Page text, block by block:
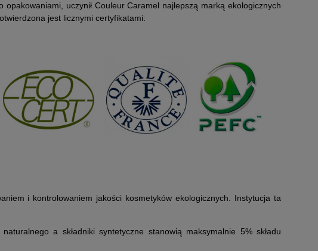
uczynił Couleur Caramel najlepszą marką ekologicznych
jest licznymi certyfikatami:
i kontrolowaniem jakości kosmetyków ekologicznych. Instytucja ta
a składniki syntetyczne stanowią maksymalnie 5% składu